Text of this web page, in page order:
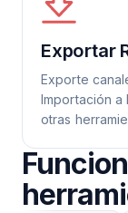
Exportar
Exporte
Importación
otras